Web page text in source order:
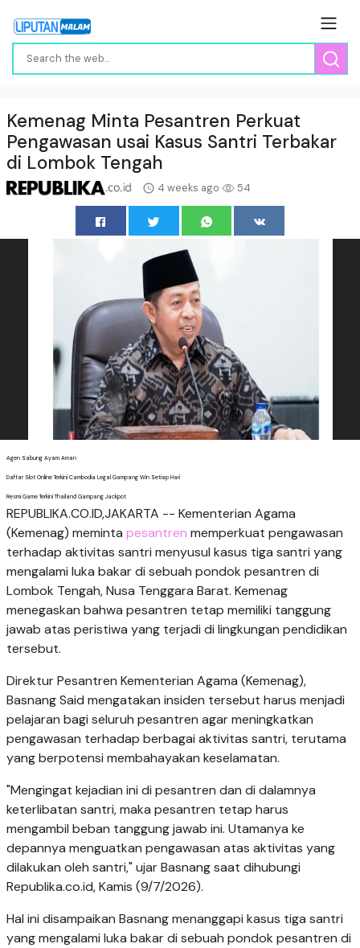
Kemenag Minta Pesantren Perkuat
Pengawasan usai Kasus Santri Terbakar
di Lombok Tengah
4 weeks ago 54
Agen Sabung Ayam Aman
Daftar Slot Online Terkini Cambodia Legal Gampang Win Setiap Hari
Resmi Game Terkini Thailand Gampang Jackpot
REPUBLIKA.CO.ID,JAKARTA -- Kementerian Agama
(Kemenag) meminta pesantren memperkuat pengawasan
terhadap aktivitas santri menyusul kasus tiga santri yang
mengalami luka bakar di sebuah pondok pesantren di
Lombok Tengah, Nusa Tenggara Barat. Kemenag
menegaskan bahwa pesantren tetap memiliki tanggung
jawab atas peristiwa yang terjadi di lingkungan pendidikan
tersebut.
Direktur Pesantren Kementerian Agama (Kemenag),
Basnang Said mengatakan insiden tersebut harus menjadi
pelajaran bagi seluruh pesantren agar meningkatkan
pengawasan terhadap berbagai aktivitas santri, terutama
yang berpotensi membahayakan keselamatan.
"Mengingat kejadian ini di pesantren dan di dalamnya
keterlibatan santri, maka pesantren tetap harus
mengambil beban tanggung jawab ini. Utamanya ke
depannya menguatkan pengawasan atas aktivitas yang
dilakukan oleh santri," ujar Basnang saat dihubungi
Republika.co.id, Kamis (9/7/2026).
Hal ini disampaikan Basnang menanggapi kasus tiga santri
yang mengalami luka bakar di sebuah pondok pesantren di